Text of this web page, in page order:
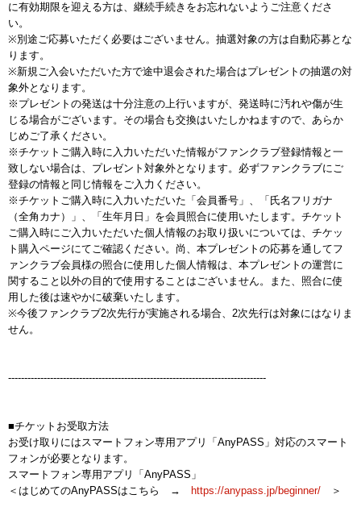
に有効期限を迎える方は、継続手続きをお忘れないようご注意くださ
い。
※別途ご応募いただく必要はございません。抽選対象の方は自動応募とな
ります。
※新規ご入会いただいた方で途中退会された場合はプレゼントの抽選の対
象外となります。
※プレゼントの発送は十分注意の上行いますが、発送時に汚れや傷が生
じる場合がございます。その場合も交換はいたしかねますので、あらか
じめご了承ください。
※チケットご購入時に入力いただいた情報がファンクラブ登録情報と一
致しない場合は、プレゼント対象外となります。必ずファンクラブにご
登録の情報と同じ情報をご入力ください。
※チケットご購入時に入力いただいた「会員番号」、「氏名フリガナ
（全角カナ）」、「生年月日」を会員照合に使用いたします。チケット
ご購入時にご入力いただいた個人情報のお取り扱いについては、チケッ
ト購入ページにてご確認ください。尚、本プレゼントの応募を通してフ
ァンクラブ会員様の照合に使用した個人情報は、本プレゼントの運営に
関すること以外の目的で使用することはございません。また、照合に使
用した後は速やかに破棄いたします。
※今後ファンクラブ2次先行が実施される場合、2次先行は対象にはなりま
せん。
--------------------------------------------------------------------------------
■チケットお受取方法
お受け取りにはスマートフォン専用アプリ「AnyPASS」対応のスマート
フォンが必要となります。
スマートフォン専用アプリ「AnyPASS」
＜はじめてのAnyPASSはこちら →
https://anypass.jp/beginner/ ＞